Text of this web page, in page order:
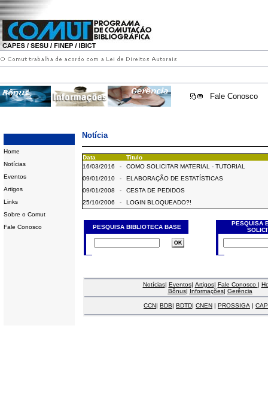
Fale Conosco
Home
Notícias
Eventos
Artigos
Links
Sobre o Comut
Fale Conosco
Notícia
Data
Título
16/03/2016
-
COMO SOLICITAR MATERIAL - TUTORIAL
09/01/2010
-
ELABORAÇÃO DE ESTATÍSTICAS
09/01/2008
-
CESTA DE PEDIDOS
25/10/2006
- LOGIN BLOQUEADO?!
PESQUISA BIBLIOTECA BASE
PESQUISA
Notícias| Eventos| Artigos| Fale Conosco |
Bônus| Informações| Gerência
CCN| BDB| BDTD| CNEN | PROSSIGA |